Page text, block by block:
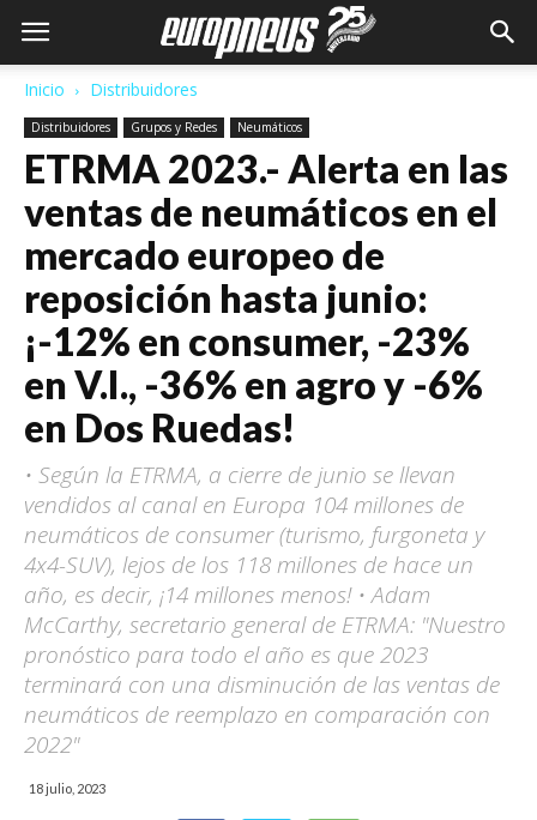
Inicio Distribuidores
Distribuidores Grupos y Redes Neumáticos
ETRMA 2023.- Alerta en las
ventas de neumáticos en el
mercado europeo de
reposición hasta junio:
¡-12% en consumer, -23%
en V.I., -36% en agro y -6%
en Dos Ruedas!
• Según la ETRMA, a cierre de junio se llevan
vendidos al canal en Europa 104 millones de
neumáticos de consumer (turismo, furgoneta y
4x4-SUV), lejos de los 118 millones de hace un
año, es decir, ¡14 millones menos! • Adam
McCarthy, secretario general de ETRMA: "Nuestro
pronóstico para todo el año es que 2023
terminará con una disminución de las ventas de
neumáticos de reemplazo en comparación con
2022"
18 julio, 2023